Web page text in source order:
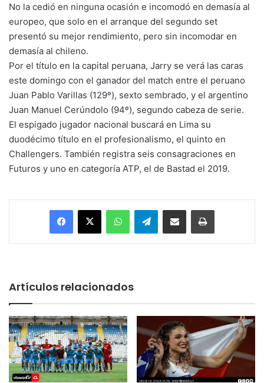
No la cedió en ninguna ocasión e incomodó en demasía al
europeo, que solo en el arranque del segundo set
presentó su mejor rendimiento, pero sin incomodar en
demasía al chileno.
Por el título en la capital peruana, Jarry se verá las caras
este domingo con el ganador del match entre el peruano
Juan Pablo Varillas (129º), sexto sembrado, y el argentino
Juan Manuel Cerúndolo (94º), segundo cabeza de serie.
El espigado jugador nacional buscará en Lima su
duodécimo título en el profesionalismo, el quinto en
Challengers. También registra seis consagraciones en
Futuros y uno en categoría ATP, el de Bastad el 2019.
Facebook
X WhatsAppTelegramEnviar vía email Imprimir
Artículos relacionados